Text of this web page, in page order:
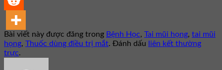
Bài viết này được đăng trong Bệnh Học, Tai mũi họng, tai mũi
họng, Thuốc dùng điều trị mắt. Đánh dấu
liên kết thường
trực.